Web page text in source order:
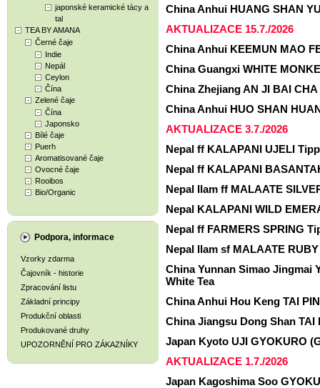
japonské keramické tácy a
tal
TEA BY AMANA
Černé čaje
Indie
Nepál
Ceylon
Čína
Zelené čaje
Čína
Japonsko
Bílé čaje
Puerh
Aromatisované čaje
Ovocné čaje
Rooibos
Bio/Organic
Podpora, informace
Vzorky zdarma
Čajovník - historie
Zpracování listu
Základní principy
Produkční oblasti
Produkované druhy
UPOZORNĚNÍ PRO ZÁKAZNÍKY
China Anhui HUANG SHAN
AKTUALIZACE 15.7./2026
China Anhui KEEMUN MAO
China Guangxi WHITE
China Zhejiang AN JI BAI
China Anhui HUO SHAN
AKTUALIZACE 3.7./2026
Nepal ff KALAPANI UJELI
Nepal ff KALAPANI
Nepal Ilam ff MALAATE
Nepal KALAPANI WILD
Nepal ff FARMERS SPRING
Nepal Ilam sf MALAATE
China Yunnan Simao Jingmai
White Tea
China Anhui Hou Keng TAI
China Jiangsu Dong Shan TAI
Japan Kyoto UJI GYOKURO
AKTUALIZACE 1.7./2026
Japan Kagoshima Soo